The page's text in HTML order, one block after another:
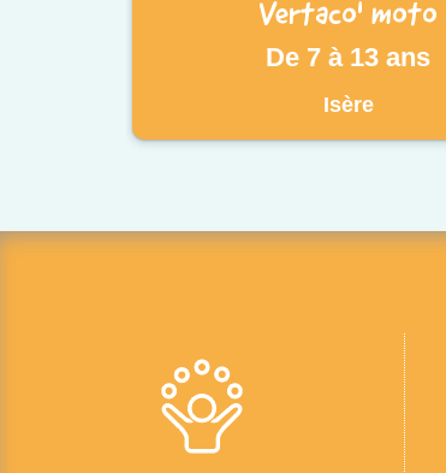
Vertaco' moto
De 7 à 13 ans
Isère